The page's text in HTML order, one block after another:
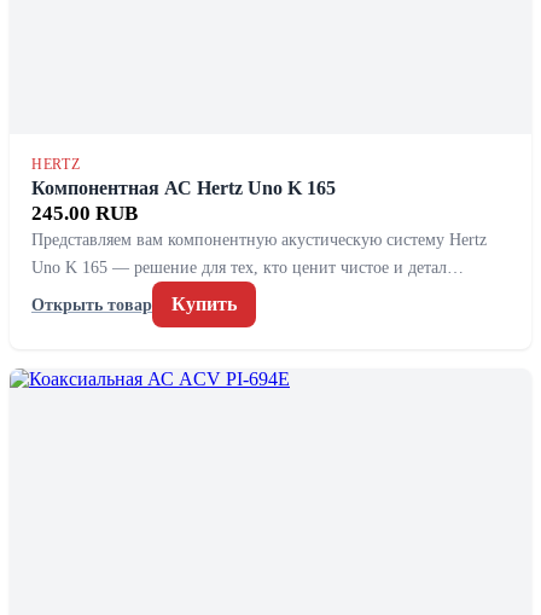
HERTZ
Компонентная АС Hertz Uno K 165
245.00 RUB
Представляем вам компонентную акустическую систему Hertz
Uno K 165 — решение для тех, кто ценит чистое и детал…
Открыть товар
Купить